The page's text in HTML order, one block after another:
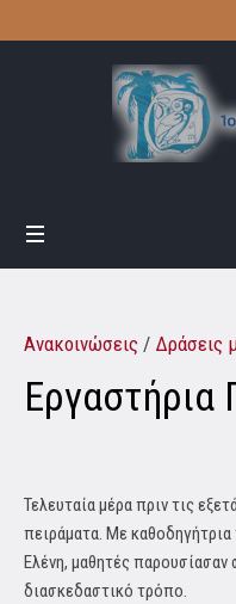
Ανακοινώσεις / Δράσεις
Εργαστήρια
Τελευταία μέρα πριν τις
πειράματα. Με
Ελένη, μαθητές
διασκεδαστικό τρόπο.